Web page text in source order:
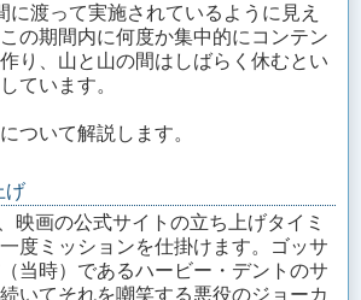
に渡って実施されているように見え
の期間内に何度か集中的にコンテン
り、山と山の間はしばらく休むとい
ています。
ついて解説します。
げ
映画の公式サイトの立ち上げタイミ
度ミッションを仕掛けます。ゴッサ
当時）であるハービー・デントのサ
いてそれを嘲笑する悪役のジョーカ